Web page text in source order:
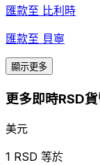
匯款至 比利時
匯款至 貝寧
顯示更多
更多即時RSD
美元
1 RSD 等於